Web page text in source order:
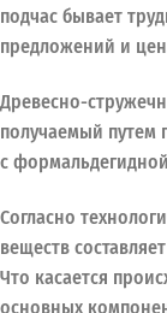
подчас бывает
предложений и
Древесно-
получаемый путем
с
Согласно
веществ
Что касается
основных